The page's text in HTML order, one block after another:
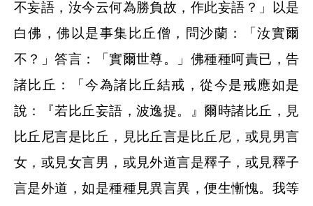
不妄語，汝今云何為勝負故，作此妄語？」以是
白佛，佛以是事集比丘僧，問沙蘭：「汝實爾
不？」答言：「實爾世尊。」佛種種呵責已，告
諸比丘：「今為諸比丘結戒，從今是戒應如是
說：『若比丘妄語，波逸提。』爾時諸比丘，見
比丘尼言是比丘，見比丘言是比丘尼，或見男言
女，或見女言男，或見外道言是釋子，或見釋子
言是外道，如是種種見異言異，便生慚愧。我等